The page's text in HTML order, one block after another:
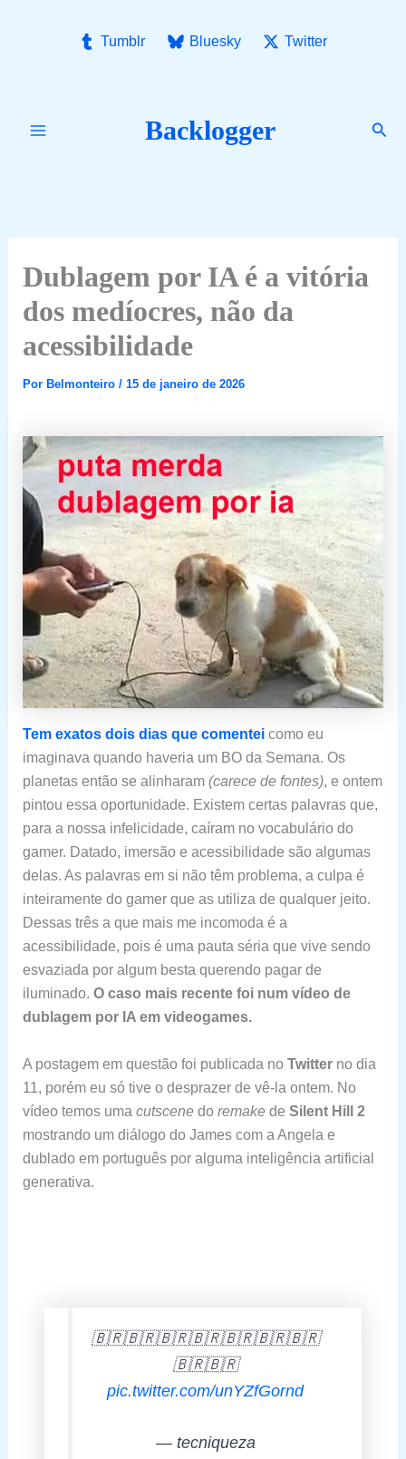
Tumblr Bluesky Twitter
Backlogger
Dublagem por IA é a vitória
dos medíocres, não da
acessibilidade
Por Belmonteiro / 15 de janeiro de 2026
Tem exatos dois dias que comentei como eu
imaginava quando haveria um BO da Semana. Os
planetas então se alinharam(carece de fontes), e ontem
pintou essa oportunidade. Existem certas palavras que,
para a nossa infelicidade, caíram no vocabulário do
gamer. Datado, imersão e acessibilidade são algumas
delas. As palavras em si não têm problema, a culpa é
inteiramente do gamer que as utiliza de qualquer jeito.
Dessas três a que mais me incomoda é a
acessibilidade, pois é uma pauta séria que vive sendo
esvaziada por algum besta querendo pagar de
iluminado. O caso mais recente foi num vídeo de
dublagem por IA em videogames.
A postagem em questão foi publicada no Twitterno dia
11, porém eu só tive o desprazer de vê-la ontem. No
vídeo temos uma cutscenedo remakede Silent Hill 2
mostrando um diálogo do James com a Angela e
dublado em português por alguma inteligência artificial
generativa.
🇧🇷🇧🇷🇧🇷🇧🇷🇧🇷🇧🇷🇧🇷
🇧🇷🇧🇷
pic.twitter.com/unYZfGornd
— tecniqueza